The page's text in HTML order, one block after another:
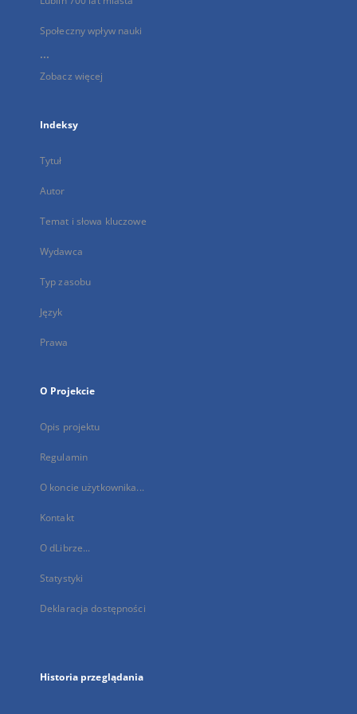
Społeczny wpływ nauki
...
Zobacz więcej
Indeksy
Tytuł
Autor
Temat i słowa kluczowe
Wydawca
Typ zasobu
Język
Prawa
O Projekcie
Opis projektu
Regulamin
O koncie użytkownika...
Kontakt
O dLibrze...
Statystyki
Deklaracja dostępności
Historia przeglądania